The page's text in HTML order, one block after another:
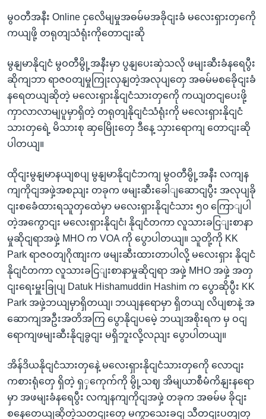
မွဝတီအနီး Online ငှလေိမျမှုအဓမ်မအခိုငျးခံ မလေးရှားတှကေို
ကယျဖို့ တရုတျသံရုံးကိုတောငျးဆို
မွနျမာနိုငျငံ မွဝတီမွို့အနီးမှာ ပွနျပေးဆှဲသလို ဖမျးဆီးခံနရေပွီး
ဆိုကျဘာ ရာဇဝတျမှုကြုးလှနျတဲ့အလုပျတှေ အဓမ်မစခေိုငျးခံ
နရေတယျဆိုတဲ့ မလေးရှားနိုငျငံသားတှကေို ကယျတငျပေးဖို့
ကှာလာလာမျပူမှာရှိတဲ့ တရုတျနိုငျငံသံရုံးကို မလေးရှားနိုငျငံ
သားတှရေဲ့ မိသားစု ဆှမြေိုးတှေ ဒီနေ့ သှားရောကျ တောငျးဆို
ပါတယျ။
ထိုငျးမွနျမာနယျစပျ မွနျမာနိုငျငံဘကျ မွဝတီမွို့အနီး လကျန
ကျကိုငျအဖှဲ့အစညျး တခုက ဖမျးဆီးခေါျဆောငျပွီး အလုပျခို
ငျးစခေံထားရသူတှထေဲမှာ မလေးရှားနိုငျငံသား ၅၀ ကြောျပါ
တဲ့အကွောငျး မလေးရှားနိုငျငံ၊ နိုငျငံတကာ လူသားခငြျးစာနာ
မှုဆိုငျရာအဖှဲ့ MHO က VOA ကို ပွောပါတယျ။ သူတို့ကို KK
Park ရာဇဝတျဂိုဏျးက ဖမျးဆီးထားတာပါလို့ မလေးရှား နိုငျငံ
နိုငျငံတကာ လူသားခငြျးစာနာမှုဆိုငျရာ အဖှဲ့ MHO အဖှဲ့ အတှ
ငျးရေးမှူးခြုပျ Datuk Hishamuddin Hashim က ပွောဆိုပွီး KK
Park အဖှဲ့ဘယျမှာရှိတယျ၊ ဘယျနရောမှာ ရှိတယျ လိပျစာနဲ့ အ
ဆောကျအဦးအတိအကြ ပွောနိုငျပမေဲ့ ဘယျအစိုးရက မှ ဝငျ
ရောကျဖမျးဆီးနိုငျခွငျး မရှိဘူးလို့လညျး ပွောပါတယျ။
အိန်ဒိယနိုငျငံသားတှနေဲ့ မလေးရှားနိုငျငံသားတှကေို လောငျး
ကစားရုံတှေ ရှိတဲ့ ရှှကေုက်ကို မွို့သဈ အိမျယာစီမံကိနျးနရော
မှာ အဖမျးခံနရေပွီး လကျနကျကိုငျအဖှဲ့ တခုက အဓမ်မ ခိုငျး
စနေတေယျဆိုတဲ့သတငျးတှေ မကွာသေးခငျ သီတငျးပတျတှ